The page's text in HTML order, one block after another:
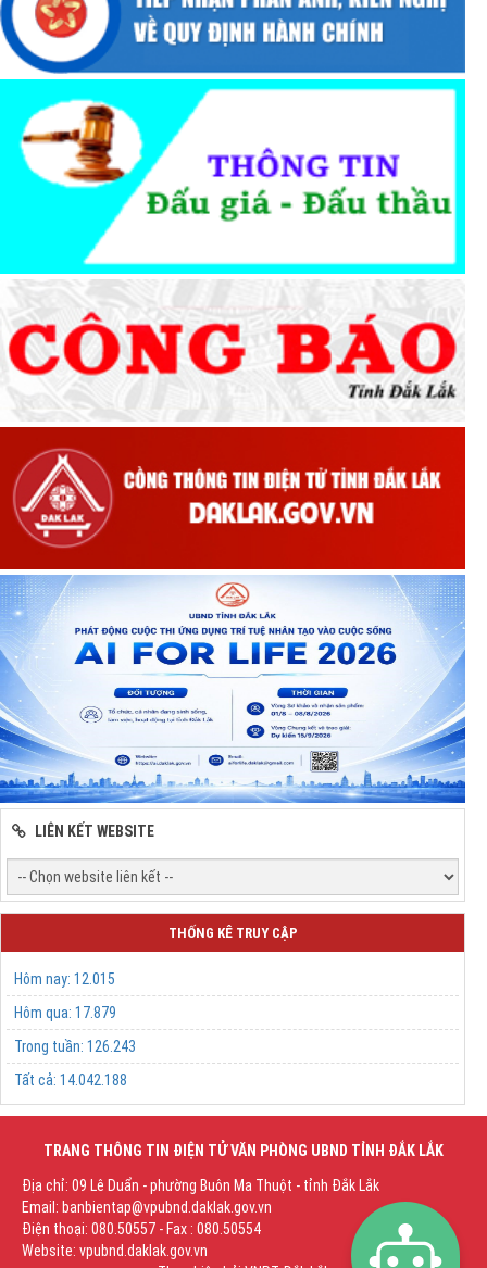
LIÊN KẾT WEBSITE
THỐNG KÊ TRUY CẬP
Hôm nay: 12.015
Hôm qua: 17.879
Trong tuần: 126.243
Tất cả: 14.042.188
TRANG THÔNG TIN ĐIỆN TỬ VĂN PHÒNG UBND TỈNH ĐẮK LẮK
Địa chỉ: 09 Lê Duẩn - phường Buôn Ma Thuột - tỉnh Đắk Lắk
Email: banbientap@vpubnd.daklak.gov.vn
Điện thoại: 080.50557 - Fax : 080.50554
Website: vpubnd.daklak.gov.vn